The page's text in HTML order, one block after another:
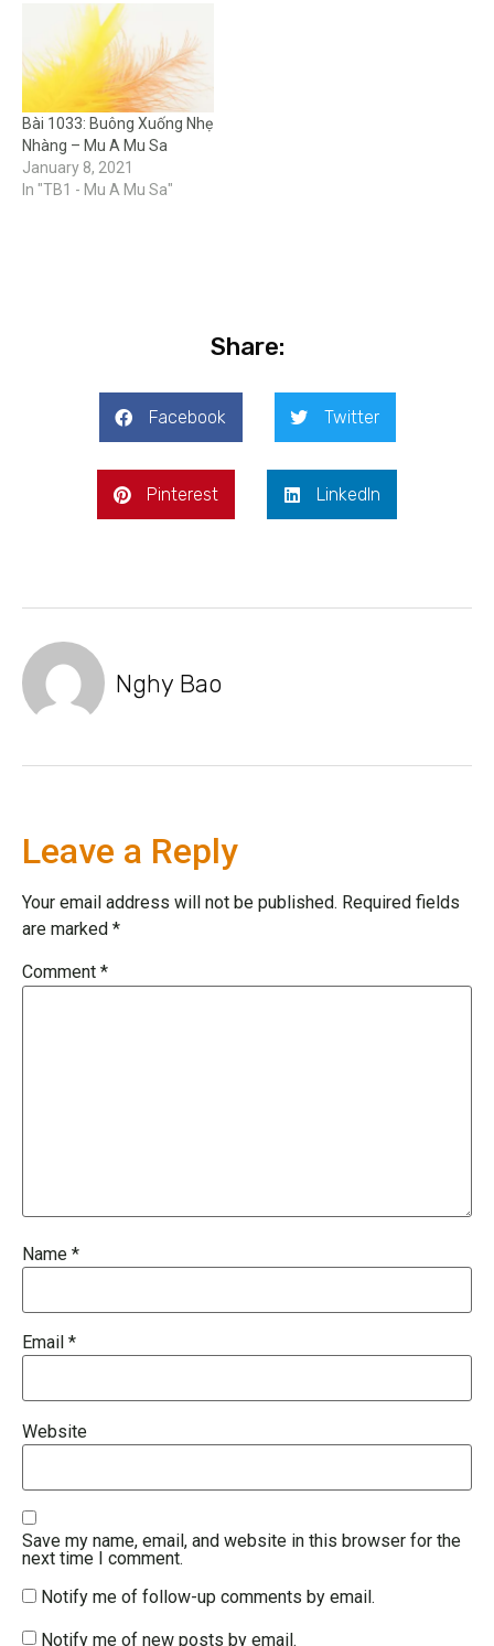
Bài 1033: Buông Xuống Nhẹ
Nhàng – Mu A Mu Sa
January 8, 2021
In "TB1 - Mu A Mu Sa"
Share:
Facebook Twitter
Pinterest LinkedIn
Nghy Bao
Leave a Reply
Your email address will not be published. Required fields
are marked *
Comment *
Name *
Email *
Website
Save my name, email, and website in this browser for the
next time I comment.
Notify me of follow-up comments by email.
Notify me of new posts by email.